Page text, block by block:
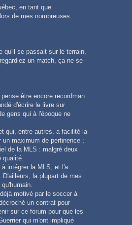
en tant que
de mes nombreuses
qu'il se passait sur le terrain,
un match, ça ne se
être encore recordman
d'écrire le livre sur
gens qui à l'époque ne
qui, entre autres, a facilité la
maximum de pertinence ;
de la MLS : malgré deux
qualité.
intégrer la MLS, et l'a
la plupart de mes
motivé par le soccer à
un contrat pour
sur ce forum pour que les
qui m'ont impliqué